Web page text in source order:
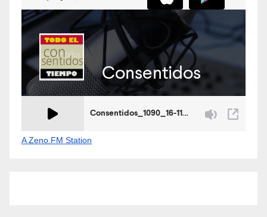
A Zeno.FM Station